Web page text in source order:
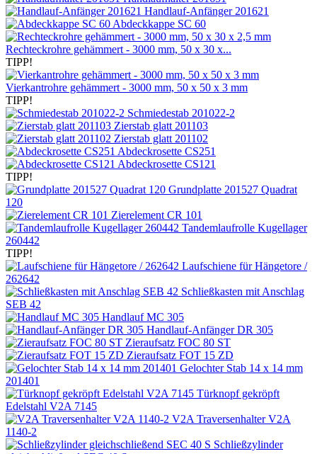
Handlauf-Anfänger 201621
Abdeckkappe SC 60
Rechteckrohre gehämmert - 3000 mm, 50 x 30 x...
TIPP!
Vierkantrohre gehämmert - 3000 mm, 50 x 50 x 3 mm
TIPP!
Schmiedestab 201022-2
Zierstab glatt 201103
Zierstab glatt 201102
Abdeckrosette CS251
Abdeckrosette CS121
TIPP!
Grundplatte 201527 Quadrat
120
Zierelement CR 101
Tandemlaufrolle Kugellager
260442
TIPP!
Laufschiene für Hängetore /
262642
Schließkasten mit Anschlag
SEB 42
Handlauf MC 305
Handlauf-Anfänger DR 305
Zieraufsatz FOC 80 ST
Zieraufsatz FOT 15 ZD
Gelochter Stab 14 x 14 mm
201401
Türknopf gekröpft
Edelstahl V2A 7145
V2A Traversenhalter V2A
1140-2
Schließzylinder